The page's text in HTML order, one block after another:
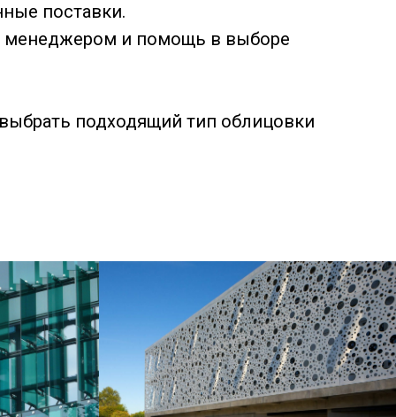
поставки.
менеджером и помощь в выборе
подходящий тип облицовки